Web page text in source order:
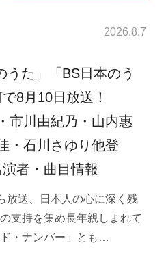
2026.8.7
うた」「BS日本のう
で8月10日放送！
市川由紀乃・山内惠
・石川さゆり他登
者・曲目情報
放送、日本人の心に深く残
支持を集め長年親しまれて
・ナンバー」とも…